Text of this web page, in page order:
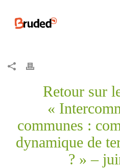
Retour sur
«
communes :
dynamique de
? » –